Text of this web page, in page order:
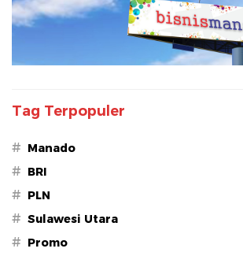
Tag Terpopuler
# Manado
# BRI
# PLN
# Sulawesi Utara
# Promo